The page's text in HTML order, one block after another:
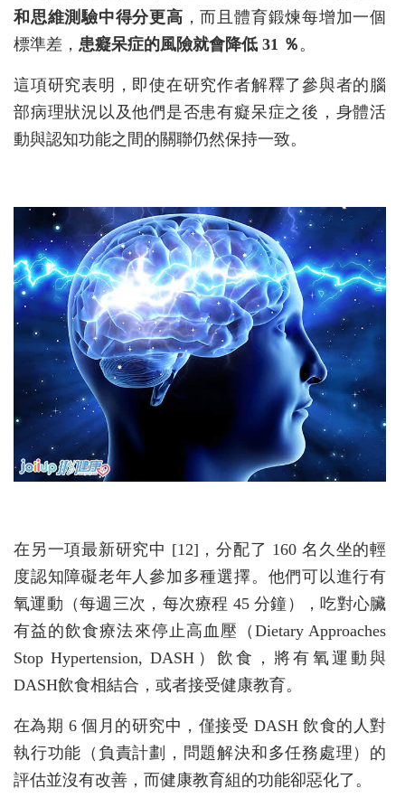
和思維測驗中得分更高 ，而且體育鍛煉每增加一個
標準差， 患癡呆症的風險就會降低 31 ％ 。
這項研究表明，即使在研究作者解釋了參與者的腦
部病理狀況以及他們是否患有癡呆症之後，身體活
動與認知功能之間的關聯仍然保持一致。
在另一項最新研究中 [12]，分配了 160 名久坐的輕
度認知障礙老年人參加多種選擇。他們可以進行有
氧運動（每週三次，每次療程 45 分鐘），吃對心臟
有益的飲食療法來停止高血壓（Dietary Approaches
Stop Hypertension, DASH）飲食，將有氧運動與
DASH飲食相結合，或者接受健康教育。
在為期 6 個月的研究中，僅接受 DASH 飲食的人對
執行功能（負責計劃，問題解決和多任務處理）的
評估並沒有改善，而健康教育組的功能卻惡化了。